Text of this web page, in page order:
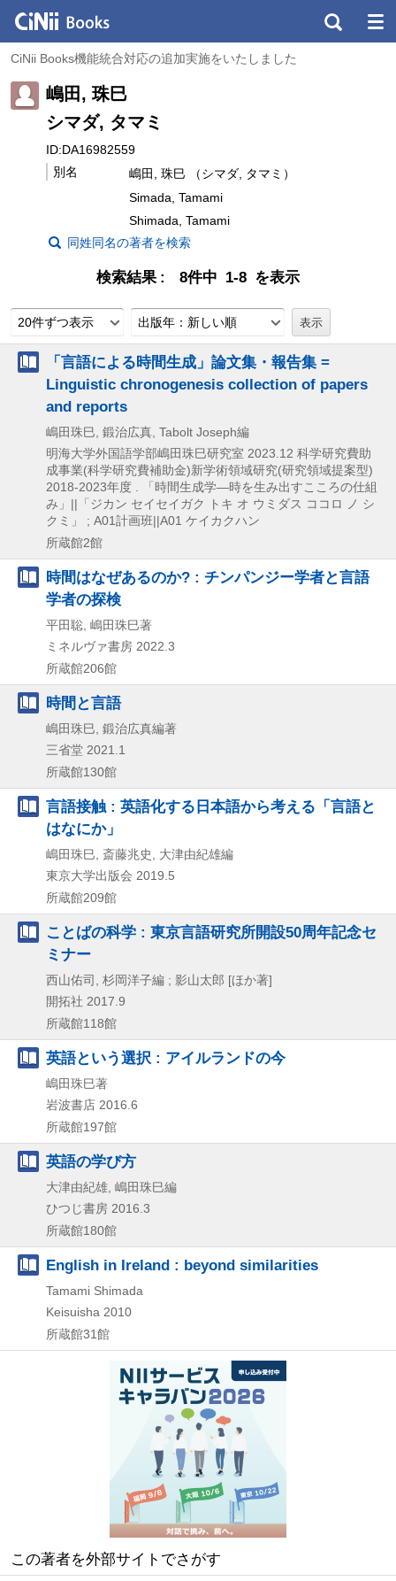
CiNii Books機能統合対応の追加実施をいたしました
嶋田, 珠巳
シマダ, タマミ
ID:DA16982559
別名
嶋田, 珠巳 （シマダ, タマミ）
Simada, Tamami
Shimada, Tamami
同姓同名の著者を検索
検索結果 8件中 1-8 を表示
20件ずつ表示 出版年：新しい順
「言語による時間生成」論文集・報告集 =
Linguistic chronogenesis collection of papers
and reports
嶋田珠巳, 鍛治広真, Tabolt Joseph編
明海大学外国語学部嶋田珠巳研究室 2023.12 科学研究費助
成事業(科学研究費補助金)新学術領域研究(研究領域提案型)
2018-2023年度 . 「時間生成学―時を生み出すこころの仕組
み」||「ジカン セイセイガク トキ オ ウミダス ココロ ノ シ
クミ」 ; A01計画班||A01 ケイカクハン
所蔵館2館
時間はなぜあるのか? : チンパンジー学者と言語
学者の探検
平田聡, 嶋田珠巳著
ミネルヴァ書房 2022.3
所蔵館206館
時間と言語
嶋田珠巳, 鍛治広真編著
三省堂 2021.1
所蔵館130館
言語接触 : 英語化する日本語から考える「言語と
はなにか」
嶋田珠巳, 斎藤兆史, 大津由紀雄編
東京大学出版会 2019.5
所蔵館209館
ことばの科学 : 東京言語研究所開設50周年記念セ
ミナー
西山佑司, 杉岡洋子編 ; 影山太郎 [ほか著]
開拓社 2017.9
所蔵館118館
英語という選択 : アイルランドの今
嶋田珠巳著
岩波書店 2016.6
所蔵館197館
英語の学び方
大津由紀雄, 嶋田珠巳編
ひつじ書房 2016.3
所蔵館180館
English in Ireland : beyond similarities
Tamami Shimada
Keisuisha 2010
所蔵館31館
この著者を外部サイトでさがす